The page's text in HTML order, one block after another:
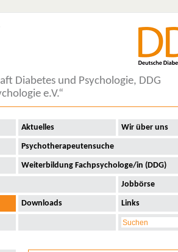
Diabetes und Psychologie, DDG
e.V.“
Aktuelles Wir über uns
Psychotherapeutensuche
Weiterbildung Fachpsychologe/in (DDG)
Jobbörse
Downloads Links